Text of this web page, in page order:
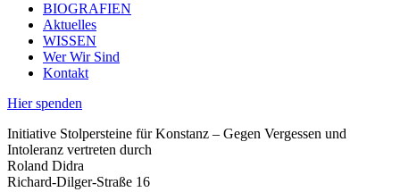
BIOGRAFIEN
Aktuelles
WISSEN
Wer Wir Sind
Kontakt
Hier spenden
Initiative Stolpersteine für Konstanz – Gegen Vergessen und
Intoleranz vertreten durch
Roland Didra
Richard-Dilger-Straße 16